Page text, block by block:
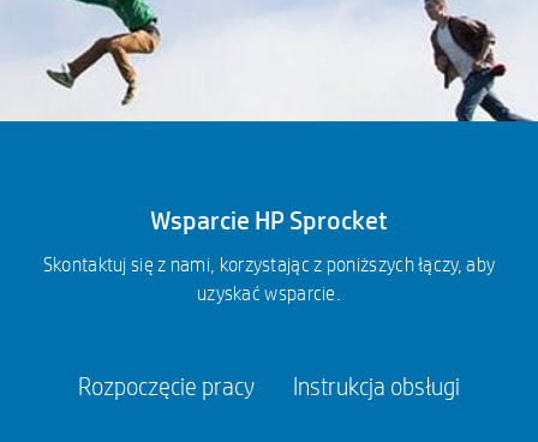
Wsparcie HP Sprocket
Skontaktuj się z nami, korzystając z poniższych łączy, aby
uzyskać wsparcie.
Rozpoczęcie pracy Instrukcja obsługi